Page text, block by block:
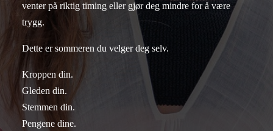
venter på riktig timing eller gjør deg mindre for å være
trygg.
Dette er sommeren du velger deg selv.
Kroppen din.
Gleden din.
Stemmen din.
Pengene dine.